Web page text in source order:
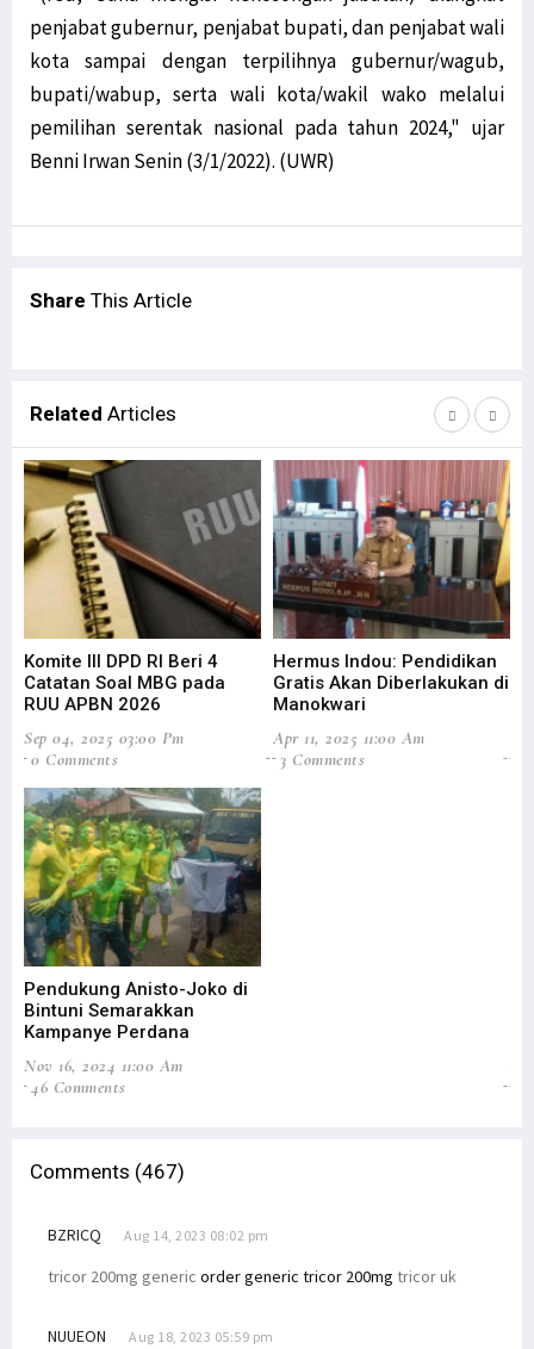
penjabat gubernur, penjabat bupati, dan penjabat wali
kota sampai dengan terpilihnya gubernur/wagub,
bupati/wabup, serta wali kota/wakil wako melalui
pemilihan serentak nasional pada tahun 2024," ujar
Benni Irwan Senin (3/1/2022). (UWR)
Share This Article
Related Articles
Komite III DPD RI Beri 4
Catatan Soal MBG pada
RUU APBN 2026
Sep 04, 2025 03:00 Pm
0 Comments
Hermus Indou: Pendidikan
Gratis Akan Diberlakukan di
Manokwari
Apr 11, 2025 11:00 Am
3 Comments
Pendukung Anisto-Joko di
Bintuni Semarakkan
Kampanye Perdana
Nov 16, 2024 11:00 Am
46 Comments
Comments (467)
BZRICQ Aug 14, 2023 08:02 pm
tricor 200mg generic order generic tricor 200mg tricor uk
NUUEON Aug 18, 2023 05:59 pm